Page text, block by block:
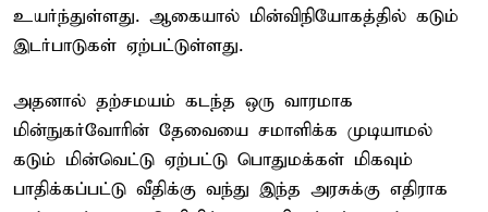
உயர்ந்துள்ளது. ஆகையால் மின்விநியோகத்தில் கடும்
இடர்பாடுகள் ஏற்பட்டுள்ளது.
அதனால் தற்சமயம் கடந்த ஒரு வாரமாக
மின்நுகர்வோரின் தேவையை சமாளிக்க முடியாமல்
கடும் மின்வெட்டு ஏற்பட்டு பொதுமக்கள் மிகவும்
பாதிக்கப்பட்டு வீதிக்கு வந்து இந்த அரசுக்கு எதிராக